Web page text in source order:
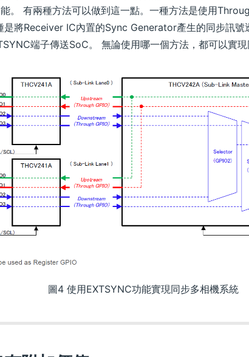
。 有兩種方法可以做到這一點。一種方法是使用
是將Receiver IC內置的Sync Generator產生的同步訊
端子傳送SoC。 無論使用哪一個方法，都可以實
功能實現同步多相機系統